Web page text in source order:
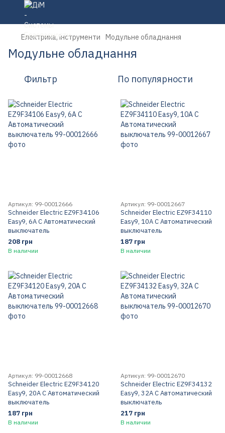
Електрика, інструменти Модульне обладнання
Модульне обладнання
Фильтр По популярности
Артикул: 99-00012666
Schneider Electric EZ9F34106
Easy9, 6A С Автоматический
выключатель
208 грн
В наличии
Артикул: 99-00012667
Schneider Electric EZ9F34110
Easy9, 10A C Автоматический
выключатель
187 грн
В наличии
Артикул: 99-00012668
Schneider Electric EZ9F34120
Easy9, 20A C Автоматический
выключатель
187 грн
В наличии
Артикул: 99-00012670
Schneider Electric EZ9F34132
Easy9, 32A C Автоматический
выключатель
217 грн
В наличии